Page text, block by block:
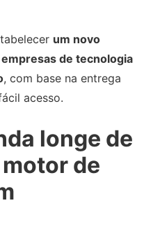
um novo
de tecnologia
, com base na entrega
acesso.
longe de
de